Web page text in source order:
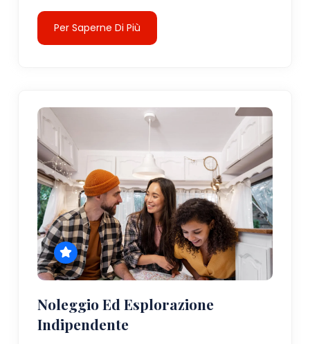
Per Saperne Di Più
Noleggio Ed Esplorazione
Indipendente